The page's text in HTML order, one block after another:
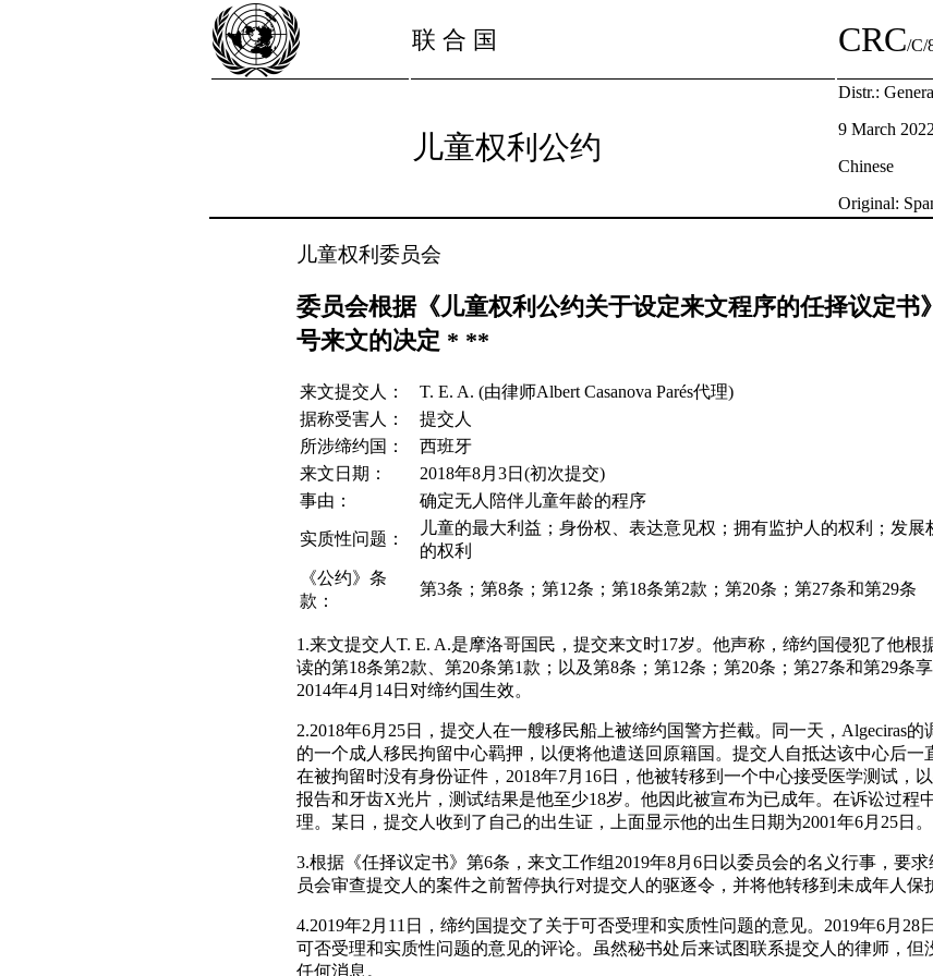
联 合 国 CRC/C/
儿童权利公约
Distr.:
9 March 2022
Chinese
Original:
儿童权利委员会
委员会根据《儿童权利公约关于设定来文程序的任择议定书
号来文的决定 * **
来文提交人：
T. E. A. (由律师Albert Casanova Parés代理)
据称受害人：
提交人
所涉缔约国：
西班牙
来文日期：
2018年8月3日(初次提交)
事由：
确定无人陪伴儿童年龄的程序
实质性问题：
儿童的最大利益；身份权、表达意见权；拥有监护人的权利；发
的权利
《公约》条
款：
第3条；第8条；第12条；第18条第2款；第20条；第27条和第29条
1.来文提交人T. E. A.是摩洛哥国民，提交来文时17岁。他声称，缔约国侵犯了他根
读的第18条第2款、第20条第1款；以及第8条；第12条；第20条；第27条和第29条
2014年4月14日对缔约国生效。
2.2018年6月25日，提交人在一艘移民船上被缔约国警方拦截。同一天，Algeciras
的一个成人移民拘留中心羁押，以便将他遣送回原籍国。提交人自抵达该中心后
在被拘留时没有身份证件，2018年7月16日，他被转移到一个中心接受医学测试，
报告和牙齿X光片，测试结果是他至少18岁。他因此被宣布为已成年。在诉讼过程
理。某日，提交人收到了自己的出生证，上面显示他的出生日期为2001年6月25日。
3.根据《任择议定书》第6条，来文工作组2019年8月6日以委员会的名义行事，要
员会审查提交人的案件之前暂停执行对提交人的驱逐令，并将他转移到未成年人保
4.2019年2月11日，缔约国提交了关于可否受理和实质性问题的意见。2019年6月28
可否受理和实质性问题的意见的评论。虽然秘书处后来试图联系提交人的律师，但
任何消息。